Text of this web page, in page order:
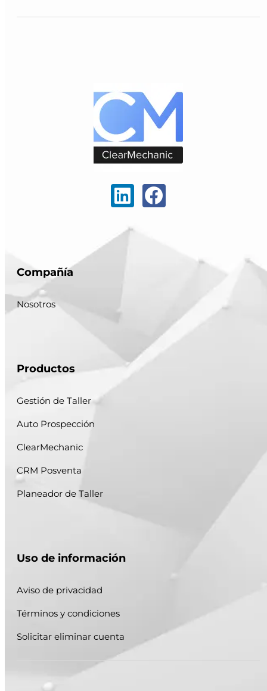
Compañía
Nosotros
Productos
Gestión de Taller
Auto Prospección
ClearMechanic
CRM Posventa
Planeador de Taller
Uso de información
Aviso de privacidad
Términos y condiciones
Solicitar eliminar cuenta